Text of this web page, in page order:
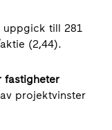
uppgick till 281
(2,44).
fastigheter
projektvinster